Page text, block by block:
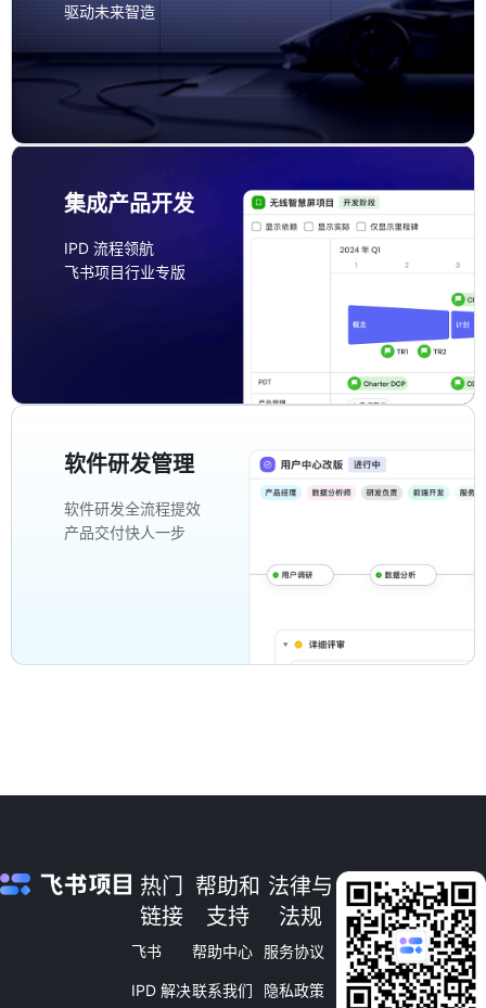
驱动未来智造
集成产品开发
IPD 流程领航
飞书项目行业专版
软件研发管理
软件研发全流程提效
产品交付快人一步
热门
链接
飞书
IPD 解决
帮助和
支持
帮助中心
联系我们
法律与
法规
服务协议
隐私政策